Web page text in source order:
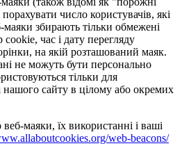
число користувачів, які
маяки збирають тільки обмежені
час і дату перегляду
на якій розташований маяк.
не можуть бути персонально
тільки для
нашого сайту в цілому або окремих
маяки, їх використанні і ваші
web-beacons/